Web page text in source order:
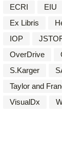
ECRI
EIU
Ex Libris
IOP
OverDrive
S.Karger
Taylor and
VisualDx